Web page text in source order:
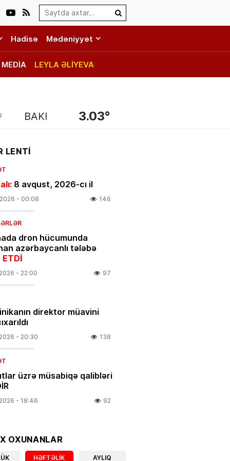
Search…
Hadisə Mədəniyyət
MEDİA LEYLA ƏLİYEVA
BAKI 3.03°
LENTİ
8 avqust, 2026-cı il
- 00:08 146
dron hücumunda
azərbaycanlı tələbə
- 22:00 97
direktor müavini
- 20:30 138
üzrə müsabiqə qalibləri
- 18:46 92
olacaq, dolu düşəcək –
OXUNANLAR
HƏFTƏLIK AYLIQ